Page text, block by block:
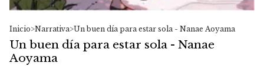
Inicio>Narrativa>Un buen día para estar sola - Nanae Aoyama
Un buen día para estar sola - Nanae
Aoyama